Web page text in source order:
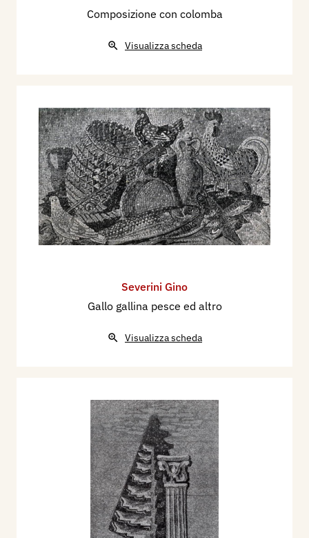
Composizione con colomba
Visualizza scheda
Severini Gino
Gallo gallina pesce ed altro
Visualizza scheda